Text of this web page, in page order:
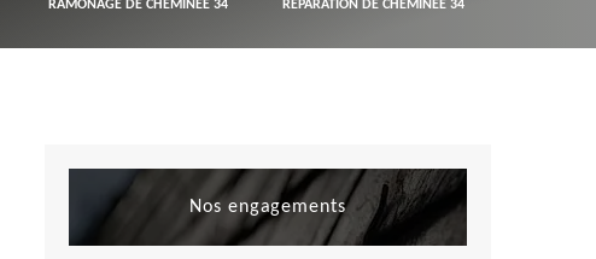
RAMONAGE DE CHEMINÉE 34 RÉPARATION DE CHEMINÉE 34
Nos engagements